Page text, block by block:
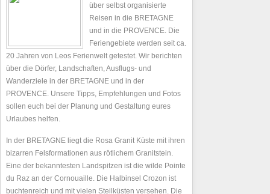
über selbst organisierte
Reisen in die BRETAGNE
und in die PROVENCE. Die
Feriengebiete werden seit ca.
20 Jahren von Leos Ferienwelt getestet. Wir berichten
über die Dörfer, Landschaften, Ausflugs- und
Wanderziele in der BRETAGNE und in der
PROVENCE. Unsere Tipps, Empfehlungen und Fotos
sollen euch bei der Planung und Gestaltung eures
Urlaubes helfen.
In der BRETAGNE liegt die Rosa Granit Küste mit ihren
bizarren Felsformationen aus rötlichem Granitstein.
Eine der bekanntesten Landspitzen ist die wilde Pointe
du Raz an der Cornouaille. Die Halbinsel Crozon ist
buchtenreich und mit vielen Steilküsten versehen. Die